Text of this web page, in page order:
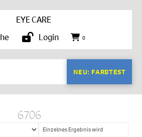
EYE CARE
Login 0
NEU: FARBTEST
6706
Einzelnes Ergebnis wird